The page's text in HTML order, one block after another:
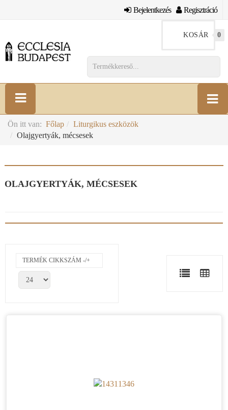
Bejelentkezés Regisztráció
KOSÁR 0
Ön itt van: Főlap
Liturgikus eszközök
Olajgyertyák, mécsesek
OLAJGYERTYÁK, MÉCSESEK
TERMÉK CIKKSZÁM -/+